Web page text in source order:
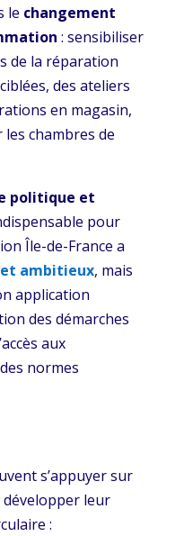
le changement
: sensibiliser
de la réparation
des ateliers
en magasin,
chambres de
politique et
pour
Île-de-France a
ambitieux, mais
application
des démarches
aux
normes
s’appuyer sur
leur
: